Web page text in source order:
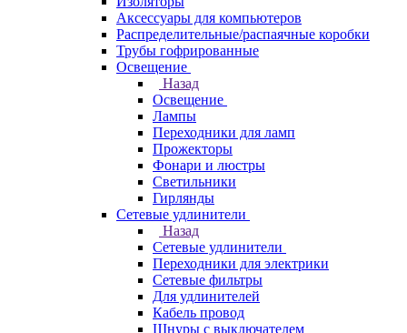
Аксессуары для компьютеров
Распределительные/распаячные коробки
Трубы гофрированные
Освещение
Назад
Освещение
Лампы
Переходники для ламп
Прожекторы
Фонари и люстры
Светильники
Гирлянды
Сетевые удлинители
Назад
Сетевые удлинители
Переходники для электрики
Сетевые фильтры
Для удлинителей
Кабель провод
Шнуры с выключателем